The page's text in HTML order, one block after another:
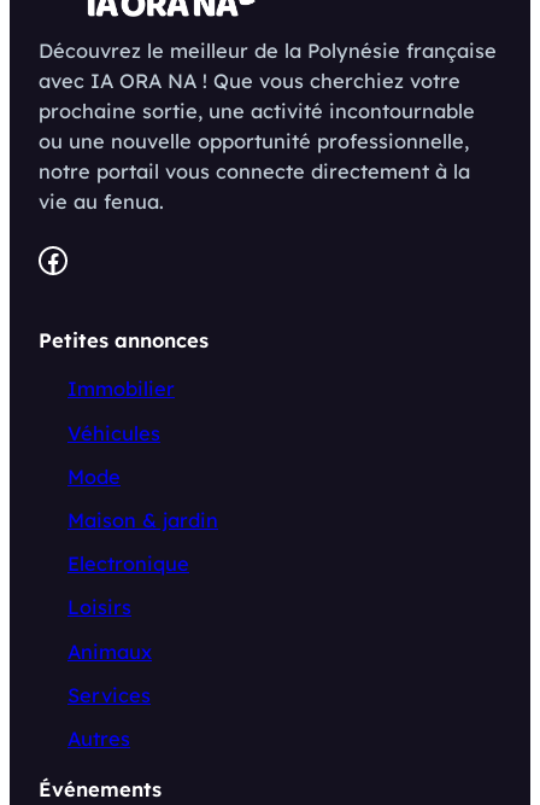
Découvrez le meilleur de la Polynésie française
avec IA ORA NA ! Que vous cherchiez votre
prochaine sortie, une activité incontournable
ou une nouvelle opportunité professionnelle,
notre portail vous connecte directement à la
vie au fenua.
Facebook
Petites annonces
Immobilier
Véhicules
Mode
Maison & jardin
Electronique
Loisirs
Animaux
Services
Autres
Événements